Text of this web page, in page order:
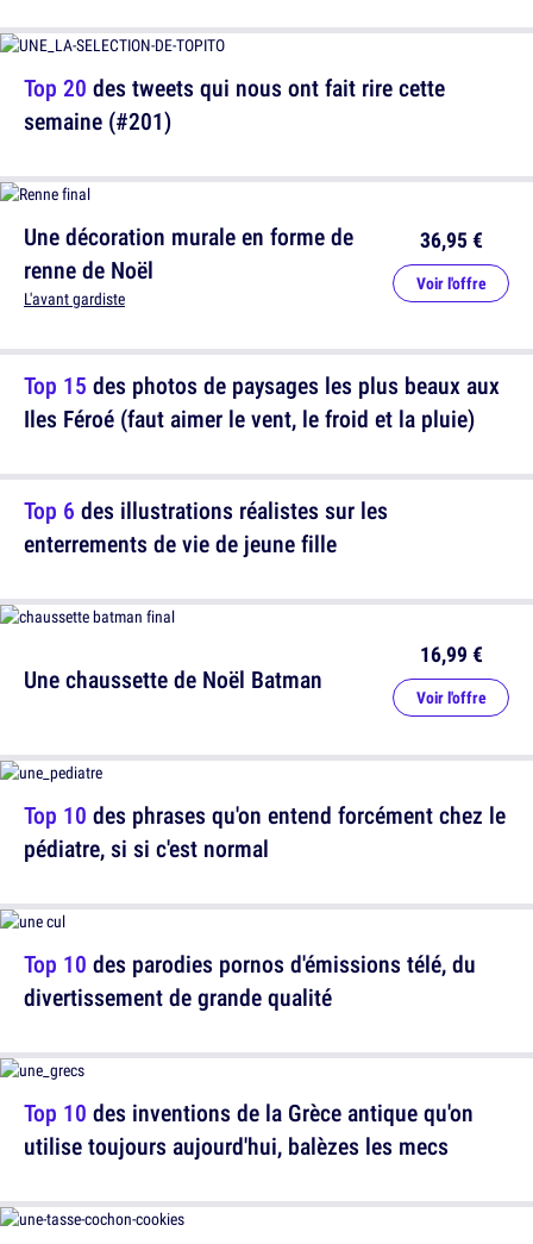
Top 20 des tweets qui nous ont fait rire cette
semaine (#201)
Top 15 des photos de paysages les plus beaux aux
Iles Féroé (faut aimer le vent, le froid et la pluie)
Une chaussette de Noël Batman
16,99 €
Voir l'offre
Top 10 des parodies pornos d'émissions télé, du
divertissement de grande qualité
Une décoration murale en forme de
renne de Noël
L'avant gardiste
36,95 €
Voir l'offre
Top 6 des illustrations réalistes sur les
enterrements de vie de jeune fille
Top 10 des phrases qu'on entend forcément chez le
pédiatre, si si c'est normal
Top 10 des inventions de la Grèce antique qu'on
utilise toujours aujourd'hui, balèzes les mecs